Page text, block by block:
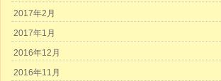
2017年2月
2017年1月
2016年12月
2016年11月